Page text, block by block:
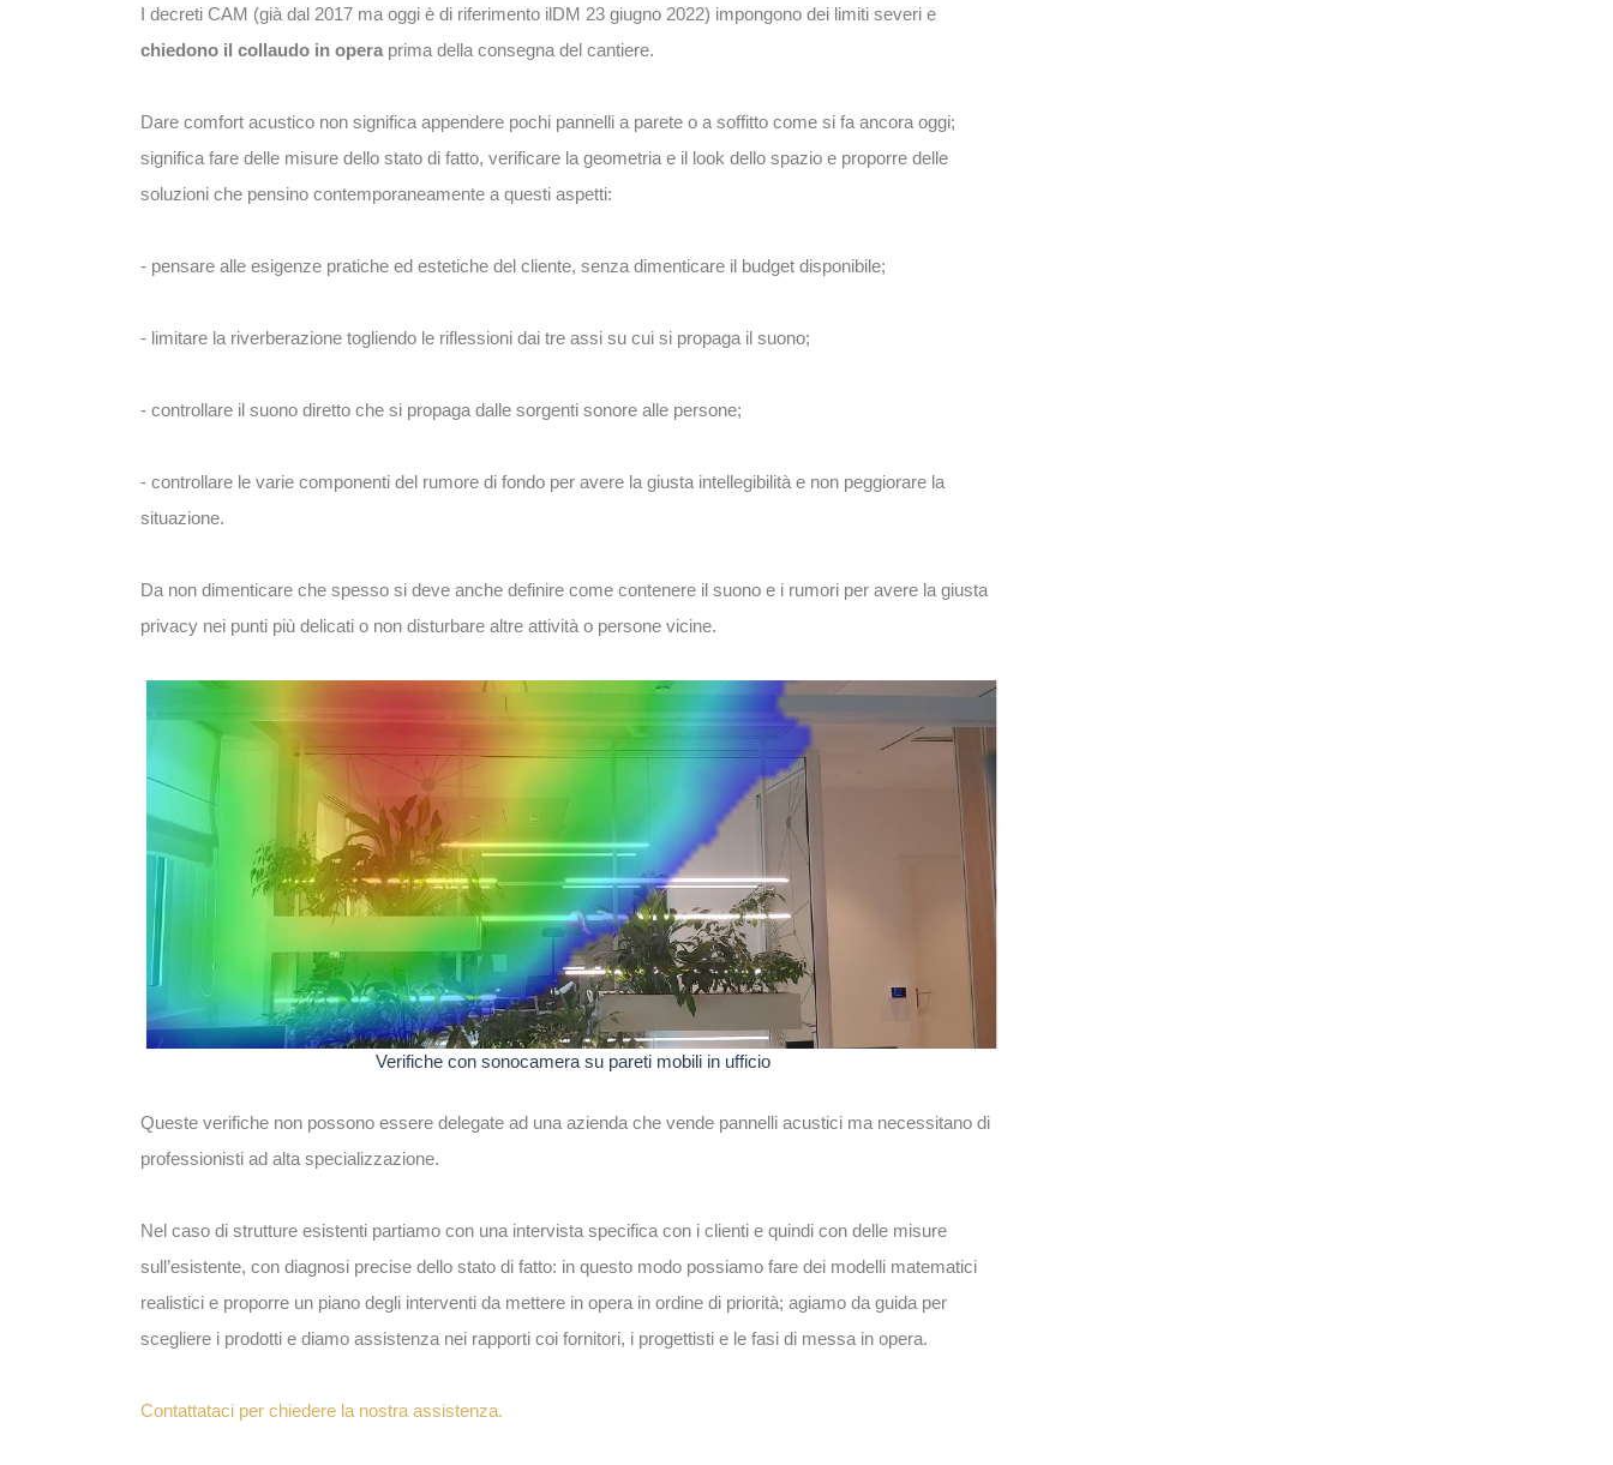
I decreti CAM (già dal 2017 ma oggi è di riferimento ilDM 23 giugno 2022) impongono dei limiti severi e
chiedono il collaudo in opera prima della consegna del cantiere.
Dare comfort acustico non significa appendere pochi pannelli a parete o a soffitto come si fa ancora oggi;
significa fare delle misure dello stato di fatto, verificare la geometria e il look dello spazio e proporre delle
soluzioni che pensino contemporaneamente a questi aspetti:
- pensare alle esigenze pratiche ed estetiche del cliente, senza dimenticare il budget disponibile;
- limitare la riverberazione togliendo le riflessioni dai tre assi su cui si propaga il suono;
- controllare il suono diretto che si propaga dalle sorgenti sonore alle persone;
- controllare le varie componenti del rumore di fondo per avere la giusta intellegibilità e non peggiorare la
situazione.
Da non dimenticare che spesso si deve anche definire come contenere il suono e i rumori per avere la giusta
privacy nei punti più delicati o non disturbare altre attività o persone vicine.
Verifiche con sonocamera su pareti mobili in ufficio
Queste verifiche non possono essere delegate ad una azienda che vende pannelli acustici ma necessitano di
professionisti ad alta specializzazione.
Nel caso di strutture esistenti partiamo con una intervista specifica con i clienti e quindi con delle misure
sull’esistente, con diagnosi precise dello stato di fatto: in questo modo possiamo fare dei modelli matematici
realistici e proporre un piano degli interventi da mettere in opera in ordine di priorità; agiamo da guida per
scegliere i prodotti e diamo assistenza nei rapporti coi fornitori, i progettisti e le fasi di messa in opera.
Contattataci per chiedere la nostra assistenza.